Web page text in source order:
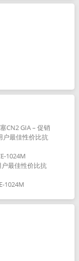
CN2 GIA – 促销
户最佳性价比抗
1024M
最佳性价比抗
1024M